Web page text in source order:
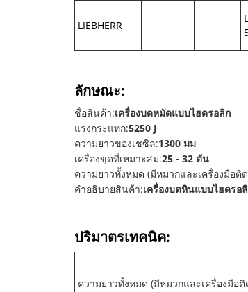
LIEBHERR
ลักษณะ:
ชื่อสินค้า:เครื่องบดหมัดแบบไฮดรอลิก
แรงกระแทก:5250 J
ความยาวของเชซิล:1300 มม
เครื่องขุดที่เหมาะสม:25 - 32 ตัน
ความยาวทั้งหมด (มีหมวกและเครื่องมือติ
คําอธิบายสินค้า:เครื่องบดหินแบบไฮดรอ
ปริมาตรเทคนิค:
ความยาวทั้งหมด (มีหมวกและเครื่องมือติ